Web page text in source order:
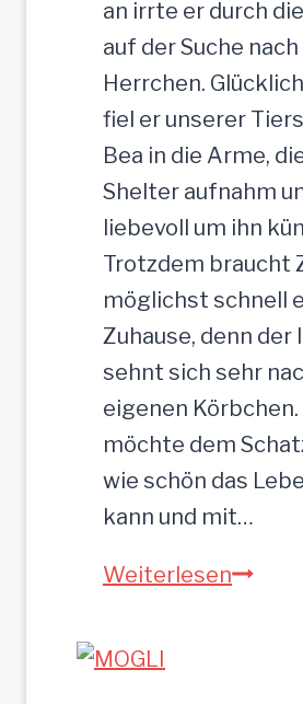
-
R
ü
d
e
,
3
5
c
m
an irrte er durch
auf der Suche
Herrchen.
fiel er unserer
Bea in die Arme,
Shelter aufnahm
liebevoll um ihn
Trotzdem braucht
möglichst schnell
Zuhause, denn der
sehnt sich sehr
eigenen
möchte dem
wie schön das
kann und mit…
WeiterlesenZ